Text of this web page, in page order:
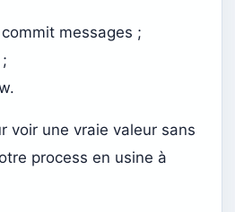
messages ;
voir une vraie valeur sans
process en usine à